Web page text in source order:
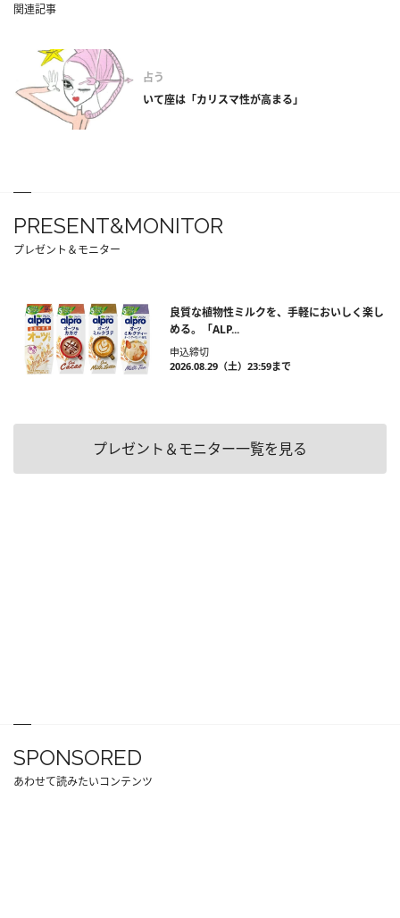
関連記事
占う
いて座は「カリスマ性が高まる」
PRESENT&MONITOR
プレゼント＆モニター
良質な植物性ミルクを、手軽においしく楽し
める。「ALP...
申込締切
2026.08.29（土）23:59まで
プレゼント＆モニター一覧を見る
SPONSORED
あわせて読みたいコンテンツ